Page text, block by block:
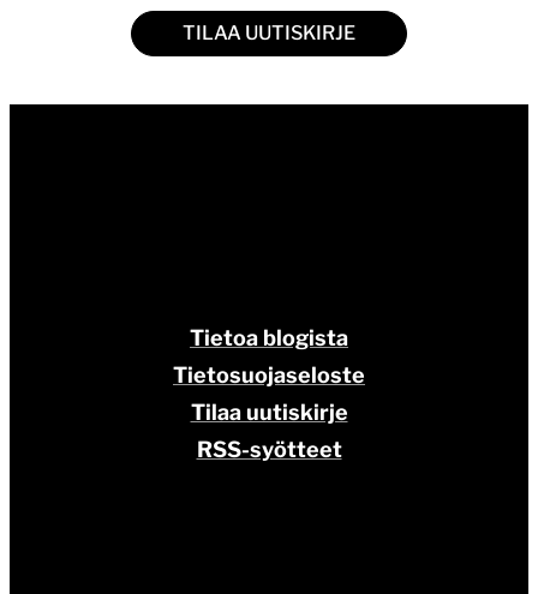
Tilaa uutiskirje
RSS-syötteet